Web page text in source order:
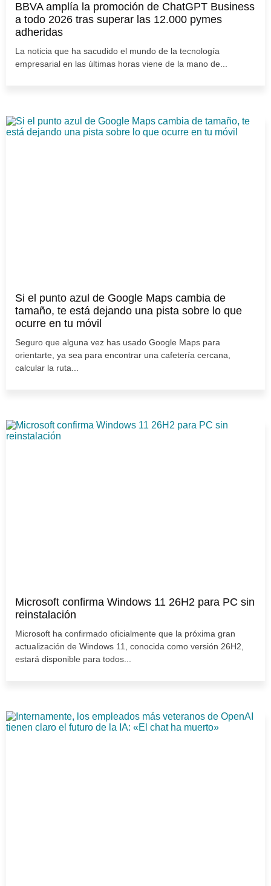
BBVA amplía la promoción de ChatGPT Business
a todo 2026 tras superar las 12.000 pymes
adheridas
La noticia que ha sacudido el mundo de la tecnología
empresarial en las últimas horas viene de la mano de...
Si el punto azul de Google Maps cambia de
tamaño, te está dejando una pista sobre lo que
ocurre en tu móvil
Seguro que alguna vez has usado Google Maps para
orientarte, ya sea para encontrar una cafetería cercana,
calcular la ruta...
Microsoft confirma Windows 11 26H2 para PC sin
reinstalación
Microsoft ha confirmado oficialmente que la próxima gran
actualización de Windows 11, conocida como versión 26H2,
estará disponible para todos...